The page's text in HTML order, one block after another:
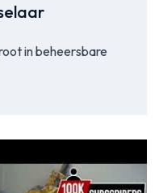
in beheersbare